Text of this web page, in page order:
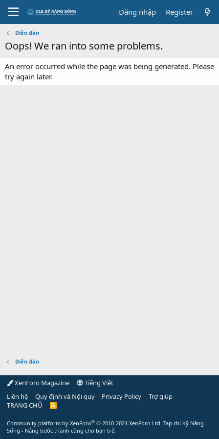
Đăng nhập Register
Diễn đàn
Oops! We ran into some problems.
An error occurred while the page was being generated. Please
try again later.
Diễn đàn
XenForo Magazine
Tiếng Việt
Liên hệ
Quy định và Nội quy Privacy Policy
Trợ giúp
TRANG CHỦ
R
Community platform by XenForo® © 2010-2021 XenForo Ltd. Tạp chí Kỹ Năng
Sống - Nâng bước thành công cho bạn trẻ.